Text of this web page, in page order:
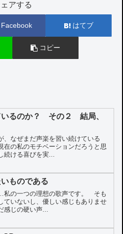
アする
Facebook はてブ
コピー
いるのか？ その２ 結局、
、なぜまだ声楽を習い続けている
の私のモチベーションだろうと思
続ける喜びを実...
ものである
私の一つの理想の歌声です。 そも
ていないし、優しい感じもありませ
感じの硬い声...